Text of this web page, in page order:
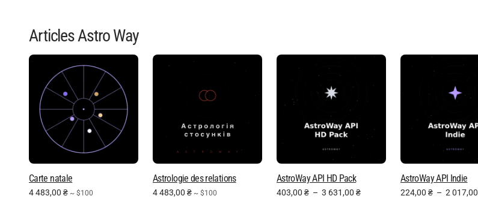
Articles Astro Way
Carte natale
4 483,00 ₴ ~ $100
Astrologie des relations
4 483,00 ₴ ~ $100
AstroWay API HD Pack
403,00 ₴ – 3 631,00 ₴
AstroWay API Indie
224,00 ₴ – 2 017,00